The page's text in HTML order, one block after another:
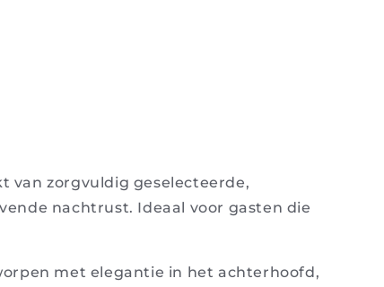
van zorgvuldig geselecteerde,
nachtrust. Ideaal voor gasten die
met elegantie in het achterhoofd,